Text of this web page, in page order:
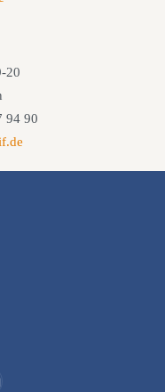
20
94 90